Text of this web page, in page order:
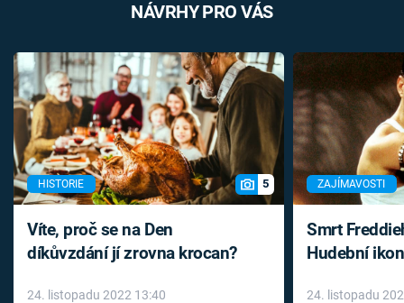
NÁVRHY PRO VÁS
HISTORIE 5
Víte, proč se na Den
díkůvzdání jí zrovna krocan?
24. listopadu 2022 13:40
ZAJÍMAVOSTI
Smrt
Hudební
24. listopadu